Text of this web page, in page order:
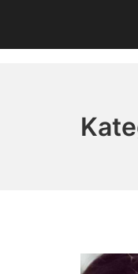
content